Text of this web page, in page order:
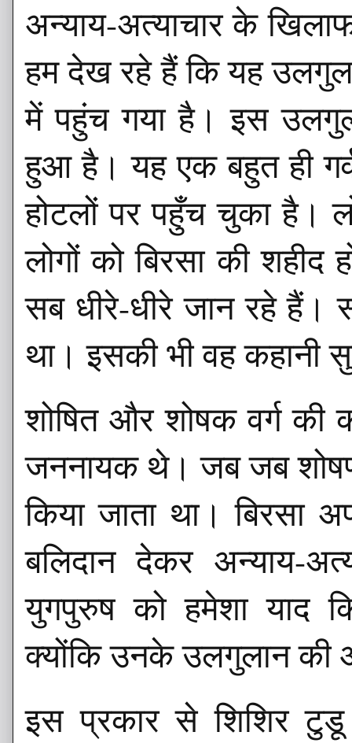
अन्याय-अत्याचार के
हम देख रहे हैं कि यह
में पहुंच गया है। इस
हुआ है। यह एक बहुत ही
होटलों पर पहुँच चुका है।
लोगों को बिरसा की शहीद
सब धीरे-धीरे जान रहे हैं।
था। इसकी भी वह
शोषित और शोषक वर्ग की
जननायक थे। जब जब शोषण
किया जाता था।
बलिदान देकर अन्याय-
युगपुरुष को हमेशा याद
क्योंकि उनके उलगुलान
इस प्रकार से शिशिर टुडू